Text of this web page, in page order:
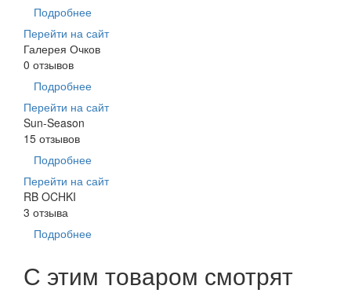
Подробнее
Перейти на сайт
Галерея Очков
0 отзывов
Подробнее
Перейти на сайт
Sun-Season
15 отзывов
Подробнее
Перейти на сайт
RB OCHKI
3 отзыва
Подробнее
С этим товаром смотрят